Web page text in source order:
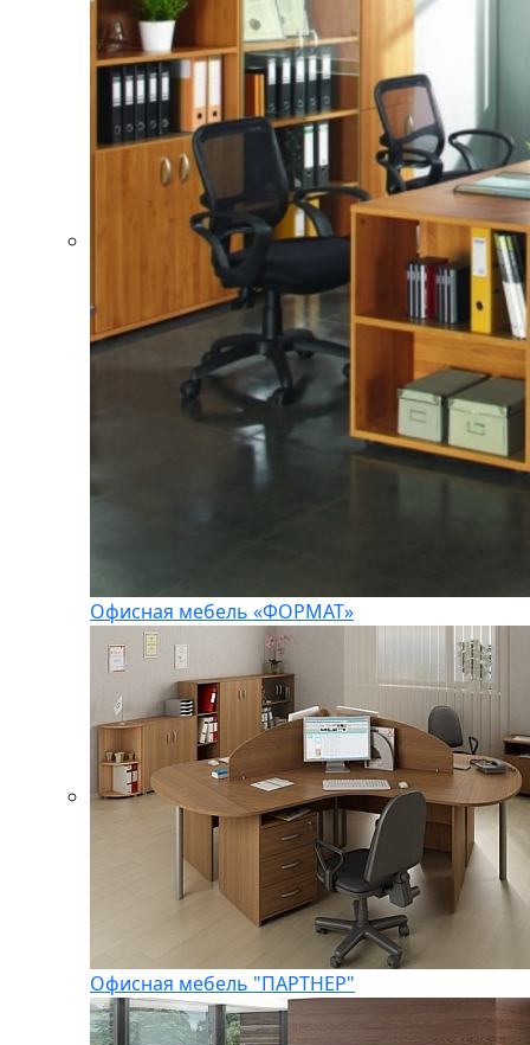
Офисная мебель «ФОРМАТ»
Офисная мебель "ПАРТНЕР"